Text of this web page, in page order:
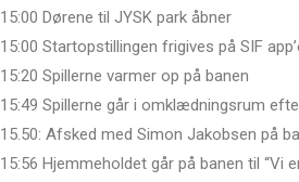
15:00 Dørene til JYSK park åbner
15:00 Startopstillingen frigives på SIF
15:20 Spillerne varmer op på banen
15:49 Spillerne går i omklædningsrum
15.50: Afsked med Simon Jakobsen på
15:56 Hjemmeholdet går på banen til “Vi